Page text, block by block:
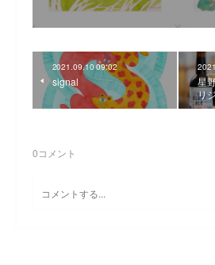
2021.09.10 09:02
signal
星
リ
0コメント